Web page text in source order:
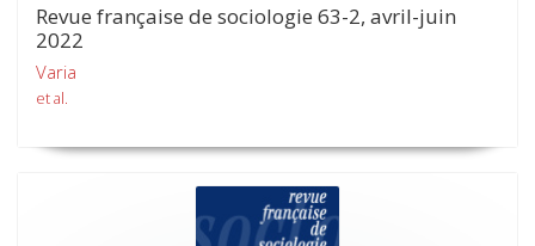
Revue française de sociologie 63-2, avril-juin
2022
Varia
et al.